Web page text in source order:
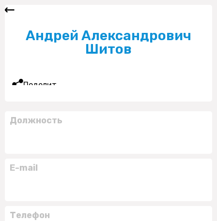
Андрей Александрович
Шитов
Поделиться
Должность
E-mail
Телефон